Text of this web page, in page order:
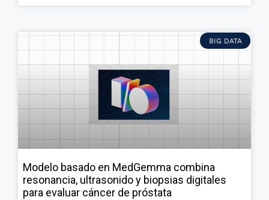
BIG DATA
Modelo basado en MedGemma combina
resonancia, ultrasonido y biopsias digitales
para evaluar cáncer de próstata